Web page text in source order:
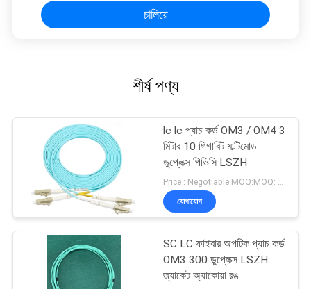
চালিয়ে
শীর্ষ পণ্য
lc lc প্যাচ কর্ড OM3 / OM4 3
মিটার 10 গিগাবিট মাল্টিমোড
ডুপ্লেক্স পিভিসি LSZH
Price : Negotiable MOQ:MOQ: 100PCS
যোগাযোগ
SC LC ফাইবার অপটিক প্যাচ কর্ড
OM3 300 ডুপ্লেক্স LSZH
জ্যাকেট অ্যাকোয়া রঙ